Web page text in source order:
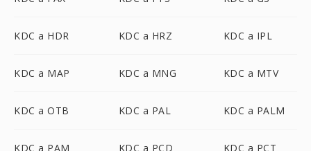
KDC a HDR KDC a HRZ KDC a IPL
KDC a MAP KDC a MNG KDC a MTV
KDC a OTB KDC a PAL KDC a PALM
KDC a PAM KDC a PCD KDC a PCT